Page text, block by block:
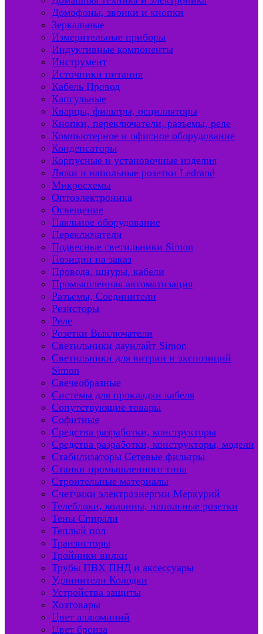
Домофоны, звонки и кнопки
Зеркальные
Измерительные приборы
Индуктивные компоненты
Инструмент
Источники питания
Кабель Провод
Капсульные
Кварцы, фильтры, осцилляторы
Кнопки, переключатели, разъемы, реле
Компьютерное и офисное оборудование
Конденсаторы
Корпусные и установочные изделия
Люки и напольные розетки Ledrand
Микросхемы
Оптоэлектроника
Освещение
Паяльное оборудование
Переключатели
Подвесные светильники Simon
Позиции на заказ
Провода, шнуры, кабели
Промышленная автоматизация
Разъемы, Соединители
Резисторы
Реле
Розетки Выключатели
Светильники даунлайт Simon
Светильники для витрин и экспозиций
Simon
Свечеобразные
Системы для прокладки кабеля
Сопутствующие товары
Софитные
Средства разработки, конструкторы
Средства разработки, конструкторы, модели
Стабилизаторы Сетевые фильтры
Станки промышленного типа
Строительные материалы
Счетчики электроэнергии Меркурий
Телеблоки, колонны, напольные розетки
Тены Спирали
Теплый пол
Транзисторы
Тройники вилки
Трубы ПВХ ПНД и аксессуары
Удлинители Колодки
Устройства защиты
Хозтовары
Цвет аллюминий
Цвет бронза